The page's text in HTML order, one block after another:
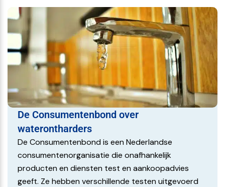
De Consumentenbond over
waterontharders
De Consumentenbond is een Nederlandse
consumentenorganisatie die onafhankelijk
producten en diensten test en aankoopadvies
geeft. Ze hebben verschillende testen uitgevoerd